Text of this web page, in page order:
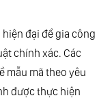
đại để gia công
chính xác. Các
mẫu mã theo yêu
được thực hiện